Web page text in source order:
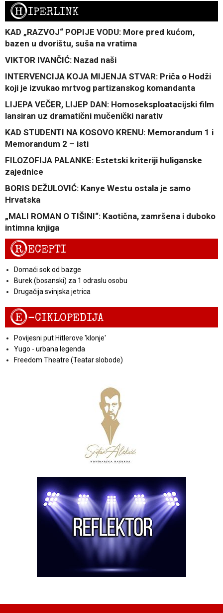
HIPERLINK
KAD „RAZVOJ“ POPIJE VODU: More pred kućom,
bazen u dvorištu, suša na vratima
VIKTOR IVANČIĆ: Nazad naši
INTERVENCIJA KOJA MIJENJA STVAR: Priča o Hodži
koji je izvukao mrtvog partizanskog komandanta
LIJEPA VEČER, LIJEP DAN: Homoseksploatacijski film
lansiran uz dramatični mučenički narativ
KAD STUDENTI NA KOSOVO KRENU: Memorandum 1 i
Memorandum 2 – isti
FILOZOFIJA PALANKE: Estetski kriteriji huliganske
zajednice
BORIS DEŽULOVIĆ: Kanye Westu ostala je samo
Hrvatska
„MALI ROMAN O TIŠINI“: Kaotična, zamršena i duboko
intimna knjiga
RECEPTI
Domaći sok od bazge
Burek (bosanski) za 1 odraslu osobu
Drugačija svinjska jetrica
E-CIKLOPEDIJA
Povijesni put Hitlerove 'klonje'
Yugo - urbana legenda
Freedom Theatre (Teatar slobode)